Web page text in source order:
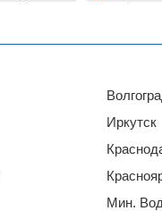
Иркутск
Мин.